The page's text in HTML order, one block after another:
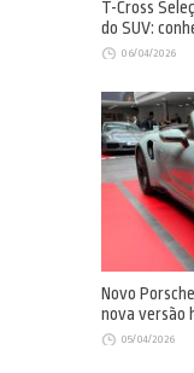
T-Cross
do SUV:
06/04/2026
Novo
nova versão
05/04/2026